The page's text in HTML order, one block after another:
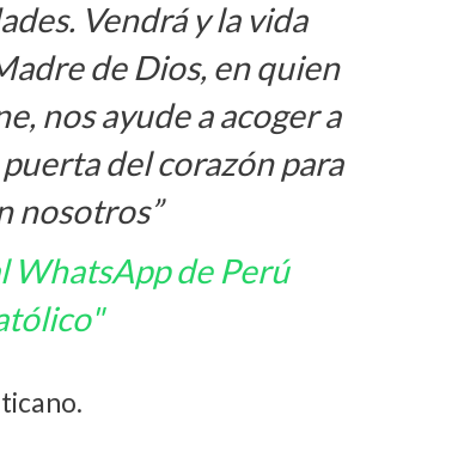
Vendrá y la vida
de Dios, en quien
nos ayude a acoger a
del corazón para
nosotros”
WhatsApp de Perú